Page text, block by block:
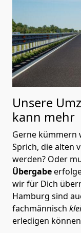
Unsere
kann mehr
Gerne kümmern
Sprich, die alten
werden? Oder
Übergabe
wir für Dich
Hamburg sind
fachmännisch
erledigen